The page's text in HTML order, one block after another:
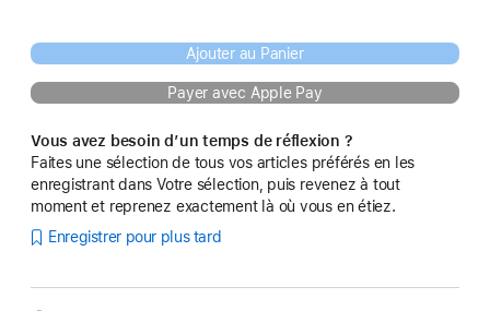
Ajouter au Panier
Payer avec Apple Pay
Vous avez besoin d’un temps de réflexion ?
Faites une sélection de tous vos articles préférés en les
enregistrant dans Votre sélection, puis revenez à tout
moment et reprenez exactement là où vous en étiez.
Enregistrer pour plus tard